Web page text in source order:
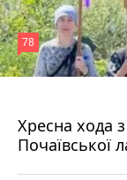
Хресна хода
Почаївської
78